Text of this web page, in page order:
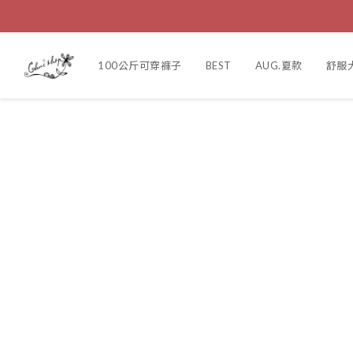
100公斤可穿褲子 BEST AUG.夏款 舒服